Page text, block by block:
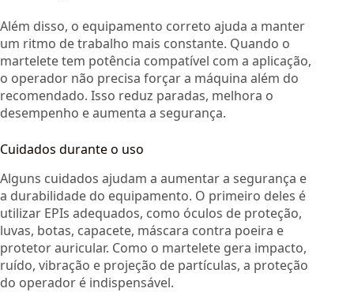
Além disso, o equipamento correto ajuda a manter
um ritmo de trabalho mais constante. Quando o
martelete tem potência compatível com a aplicação,
o operador não precisa forçar a máquina além do
recomendado. Isso reduz paradas, melhora o
desempenho e aumenta a segurança.
Cuidados durante o uso
Alguns cuidados ajudam a aumentar a segurança e
a durabilidade do equipamento. O primeiro deles é
utilizar EPIs adequados, como óculos de proteção,
luvas, botas, capacete, máscara contra poeira e
protetor auricular. Como o martelete gera impacto,
ruído, vibração e projeção de partículas, a proteção
do operador é indispensável.